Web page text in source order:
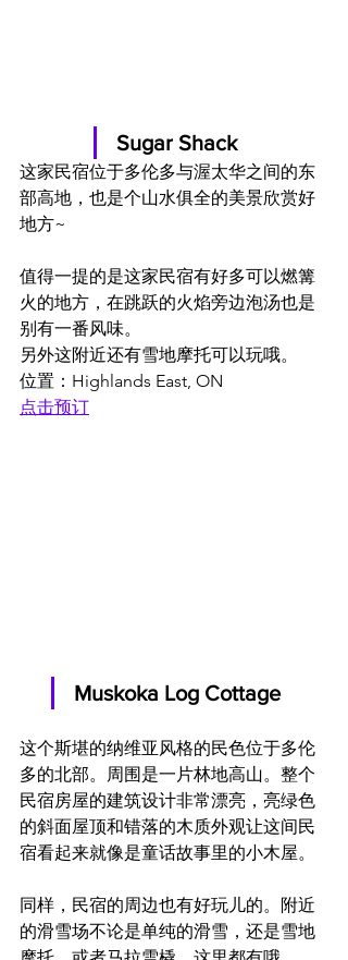
Sugar Shack
这家民宿位于多伦多与渥太华之间的东
部高地，也是个山水俱全的美景欣赏好
地方~
值得一提的是这家民宿有好多可以燃篝
火的地方，在跳跃的火焰旁边泡汤也是
别有一番风味。
另外这附近还有雪地摩托可以玩哦。
位置：Highlands East, ON
点击预订
Muskoka Log Cottage
这个斯堪的纳维亚风格的民色位于多伦
多的北部。周围是一片林地高山。整个
民宿房屋的建筑设计非常漂亮，亮绿色
的斜面屋顶和错落的木质外观让这间民
宿看起来就像是童话故事里的小木屋。
同样，民宿的周边也有好玩儿的。附近
的滑雪场不论是单纯的滑雪，还是雪地